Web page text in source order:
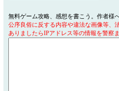
無料ゲーム攻略、感想を書こう。作者様
公序良俗に反する内容や違法な画像等、
ありましたらIPアドレス等の情報を警察